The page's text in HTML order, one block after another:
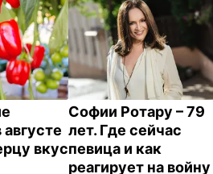
вкус
Софии Ротару – 79
лет. Где сейчас
певица и как
реагирует на войну